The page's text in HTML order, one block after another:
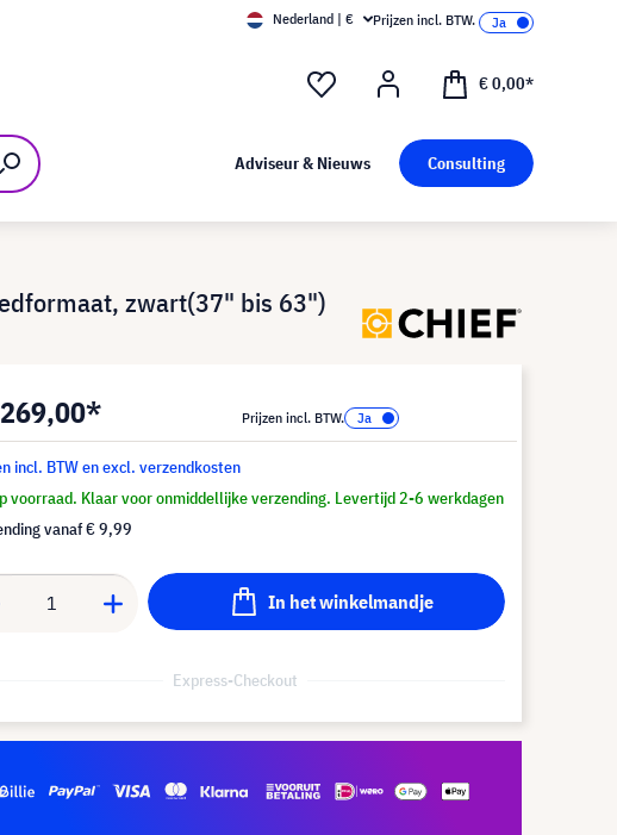
Nederland | € Prijzen incl. BTW.
€ 0,00*
Adviseur & Nieuws Consulting
zwart(37" bis 63")
Prijzen incl. BTW.
incl. BTW en excl. verzendkosten
voorraad. Klaar voor onmiddellijke verzending. Levertijd 2-6 werkdagen
vanaf€ 9,99
In het winkelmandje
Express-Checkout